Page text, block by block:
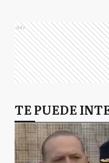
Ads
TE PUEDE